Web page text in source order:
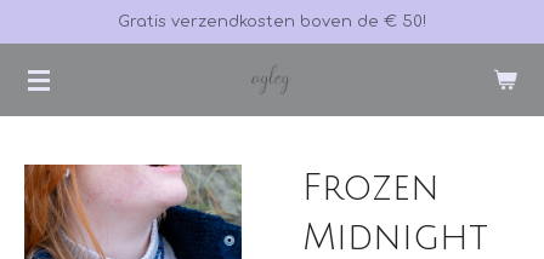
naar
Gratis verzendkosten boven de € 50!
Frozen
Midnight